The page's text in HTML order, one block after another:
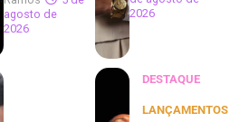
agosto de
2026
2026
DESTAQUE
LANÇAMENTOS